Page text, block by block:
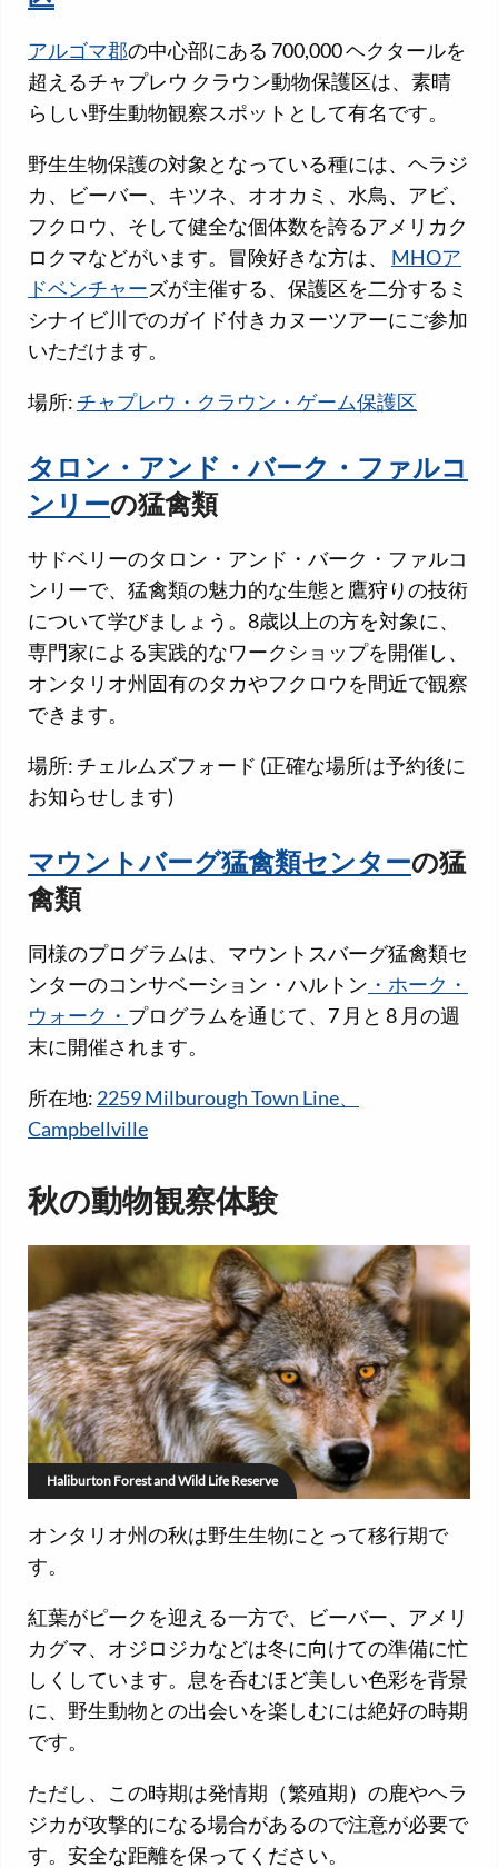
アルゴマ郡の中心部にある 700,000 ヘクタールを
超えるチャプレウ クラウン動物保護区は、素晴
らしい野生動物観察スポットとして有名です。
野生生物保護の対象となっている種には、ヘラジ
カ、ビーバー、キツネ、オオカミ、水鳥、アビ、
フクロウ、そして健全な個体数を誇るアメリカク
ロクマなどがいます。冒険好きな方は、 MHOア
ドベンチャーズが主催する、保護区を二分するミ
シナイビ川でのガイド付きカヌーツアーにご参加
いただけます。
場所: チャプレウ・クラウン・ゲーム保護区
タロン・アンド・バーク・ファルコ
ンリーの猛禽類
サドベリーのタロン・アンド・バーク・ファルコ
ンリーで、猛禽類の魅力的な生態と鷹狩りの技術
について学びましょう。8歳以上の方を対象に、
専門家による実践的なワークショップを開催し、
オンタリオ州固有のタカやフクロウを間近で観察
できます。
場所: チェルムズフォード (正確な場所は予約後に
お知らせします)
マウントバーグ猛禽類センターの猛
禽類
同様のプログラムは、マウントスバーグ猛禽類セ
ンターのコンサベーション・ハルトン ・ホーク・
ウォーク・ プログラムを通じて、7 月と 8 月の週
末に開催されます。
所在地: 2259 Milburough Town Line、
Campbellville
秋の動物観察体験
Haliburton Forest and Wild Life Reserve
オンタリオ州の秋は野生生物にとって移行期で
す。
紅葉がピークを迎える一方で、ビーバー、アメリ
カグマ、オジロジカなどは冬に向けての準備に忙
しくしています。息を呑むほど美しい色彩を背景
に、野生動物との出会いを楽しむには絶好の時期
です。
ただし、この時期は発情期（繁殖期）の鹿やヘラ
ジカが攻撃的になる場合があるので注意が必要で
す。安全な距離を保ってください。